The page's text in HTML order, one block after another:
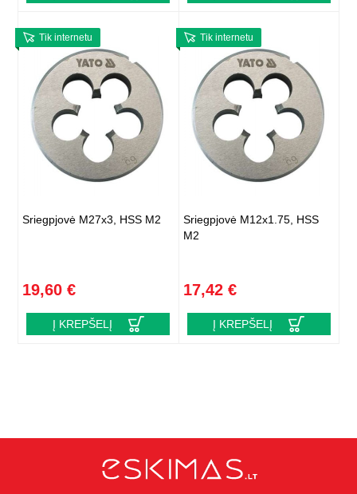
Tik internetu
Sriegpjovė M27x3, HSS M2
19,60 €
Į KREPŠELĮ
Tik internetu
Sriegpjovė M12x1.75, HSS
M2
17,42 €
Į KREPŠELĮ